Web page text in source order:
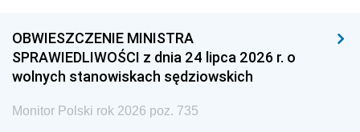
OBWIESZCZENIE MINISTRA
SPRAWIEDLIWOŚCI z dnia 24 lipca 2026 r. o
wolnych stanowiskach sędziowskich
Monitor Polski rok 2026 poz. 735